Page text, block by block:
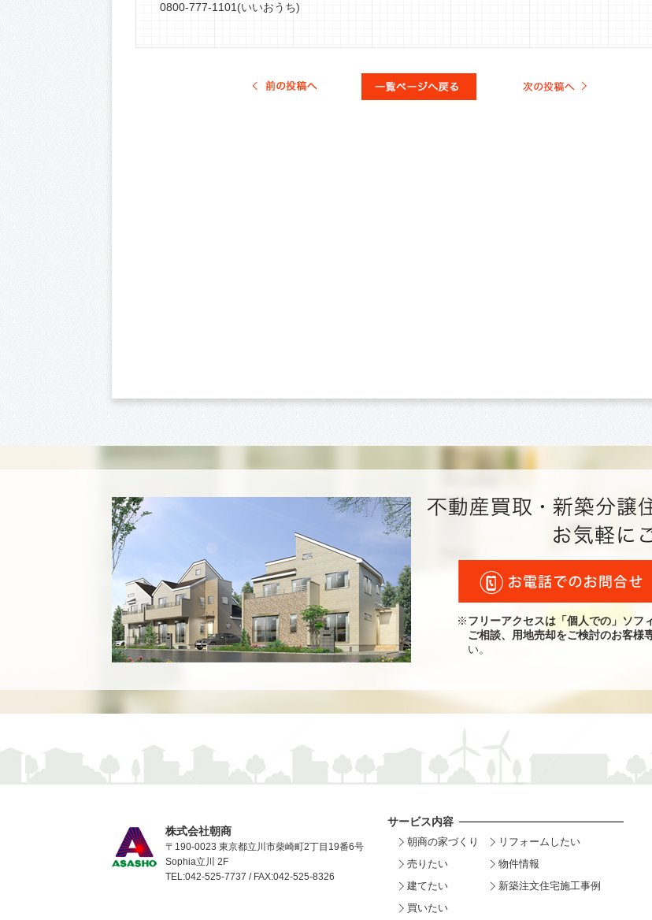
0800-777-1101(いいおうち)
※フリーアクセスは「個人での」ソフ
ご相談、用地売却をご検討のお客様
い。
株式会社朝商
〒190-0023 東京都立川市柴崎町2丁目19番6号
Sophia立川 2F
TEL:042-525-7737 / FAX:042-525-8326
サービス内容
朝商の家づくり
売りたい
建てたい
買いたい
リフォームしたい
物件情報
新築注文住宅施工事例